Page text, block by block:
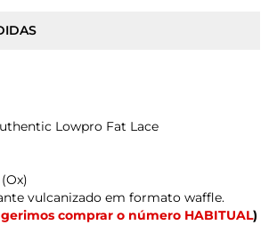
Lowpro Fat Lace
vulcanizado em formato waffle.
comprar o número HABITUAL)